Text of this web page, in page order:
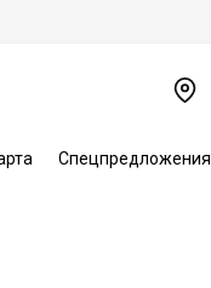
Спецпредложения